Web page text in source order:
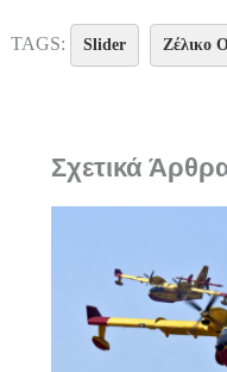
TAGS: Slider Ζέλικο
Σχετικά